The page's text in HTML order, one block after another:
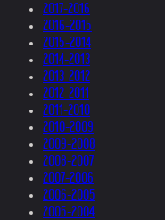
2017-2016
2016-2015
2015-2014
2014-2013
2013-2012
2012-2011
2011-2010
2010-2009
2009-2008
2008-2007
2007-2006
2006-2005
2005-2004